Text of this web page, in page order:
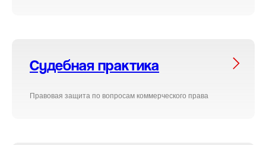
Судебная практика
Правовая защита по вопросам коммерческого права